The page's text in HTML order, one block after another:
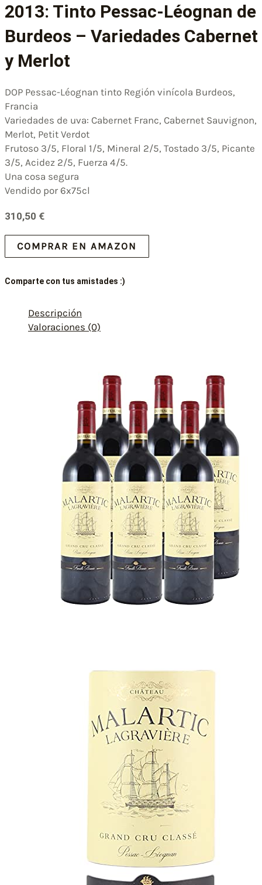
2013: Tinto Pessac-Léognan de
Burdeos – Variedades Cabernet
y Merlot
DOP Pessac-Léognan tinto Región vinícola Burdeos,
Francia
Variedades de uva: Cabernet Franc, Cabernet Sauvignon,
Merlot, Petit Verdot
Frutoso 3/5, Floral 1/5, Mineral 2/5, Tostado 3/5, Picante
3/5, Acidez 2/5, Fuerza 4/5.
Una cosa segura
Vendido por 6x75cl
310,50 €
COMPRAR EN AMAZON
Comparte con tus amistades :)
Descripción
Valoraciones (0)